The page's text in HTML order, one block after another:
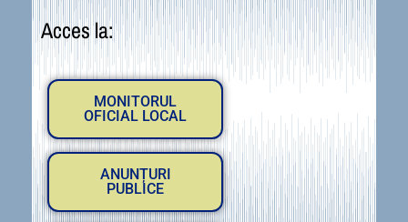
Acces la:
MONITORUL
OFICIAL LOCAL
ANUNȚURI
PUBLICE